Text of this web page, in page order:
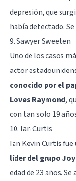
depresión, que
había detectado.
9. Sawyer Sweeten
Uno de los casos
actor
conocido por el
Loves Raymond,
con tan solo 19
10. Ian Curtis
Ian Kevin Curtis
líder del grupo
edad de 23 años.